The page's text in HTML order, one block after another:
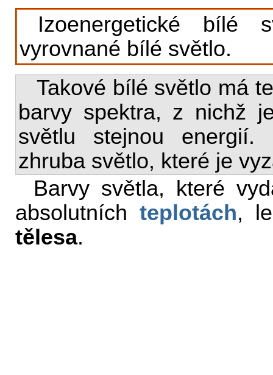
Izoenergetické bílé
vyrovnané bílé světlo.
Takové bílé světlo má
barvy spektra, z nichž
světlu stejnou
zhruba světlo, které je
Barvy světla, které
absolutních teplotách,
tělesa.